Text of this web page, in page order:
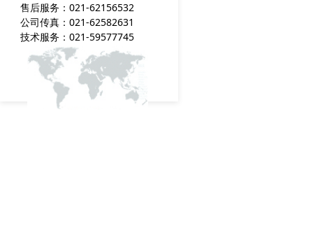
售后服务：021-62156532
公司传真：021-62582631
技术服务：021-59577745